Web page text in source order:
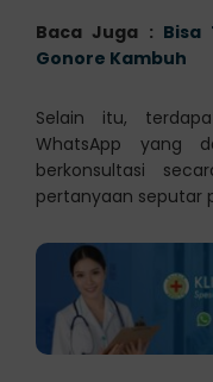
Baca Juga : Bisa
Gonore Kambuh
Selain itu,
WhatsApp yang
berkonsultasi
pertanyaan seputar